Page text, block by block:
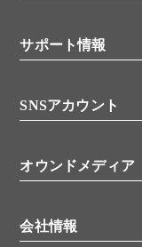
学会・展示スケジ
シグナル伝達
糖類／レクチン
分子生物
バイオメディカル(
機器・消耗品
代理店
サポート情報
アプリケーションノ
書類ダウンロード
SNSアカウント
YouTube
オウンドメディア
会社情報